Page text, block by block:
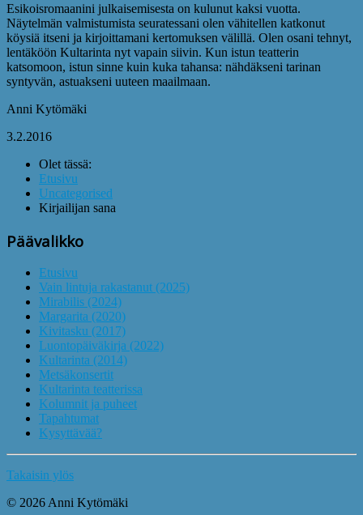
Esikoisromaanini julkaisemisesta on kulunut kaksi vuotta.
Näytelmän valmistumista seuratessani olen vähitellen katkonut
köysiä itseni ja kirjoittamani kertomuksen välillä. Olen osani tehnyt,
lentäköön Kultarinta nyt vapain siivin. Kun istun teatterin
katsomoon, istun sinne kuin kuka tahansa: nähdäkseni tarinan
syntyvän, astuakseni uuteen maailmaan.
Anni Kytömäki
3.2.2016
Olet tässä:
Etusivu
Uncategorised
Kirjailijan sana
Päävalikko
Etusivu
Vain lintuja rakastanut (2025)
Mirabilis (2024)
Margarita (2020)
Kivitasku (2017)
Luontopäiväkirja (2022)
Kultarinta (2014)
Metsäkonsertit
Kultarinta teatterissa
Kolumnit ja puheet
Tapahtumat
Kysyttävää?
Takaisin ylös
© 2026 Anni Kytömäki